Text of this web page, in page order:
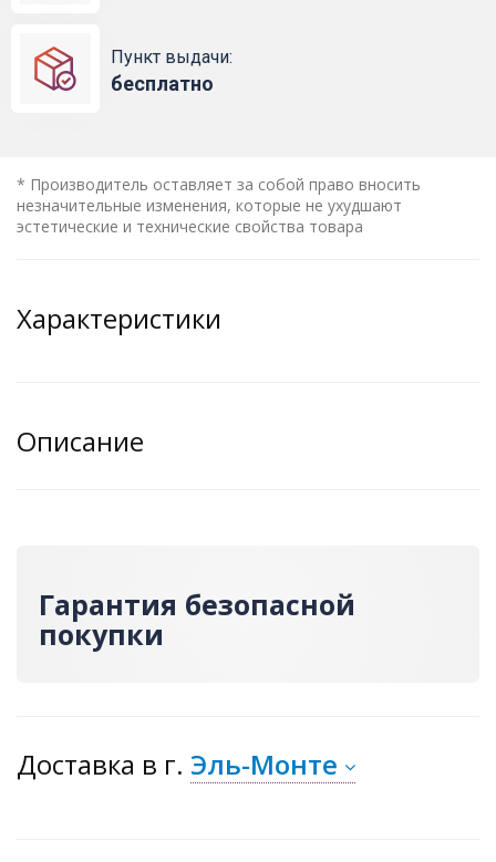
Пункт выдачи:
бесплатно
* Производитель оставляет за собой право вносить
незначительные изменения, которые не ухудшают
эстетические и технические свойства товара
Характеристики
Описание
Гарантия безопасной
покупки
Доставка в г. Эль-Монте